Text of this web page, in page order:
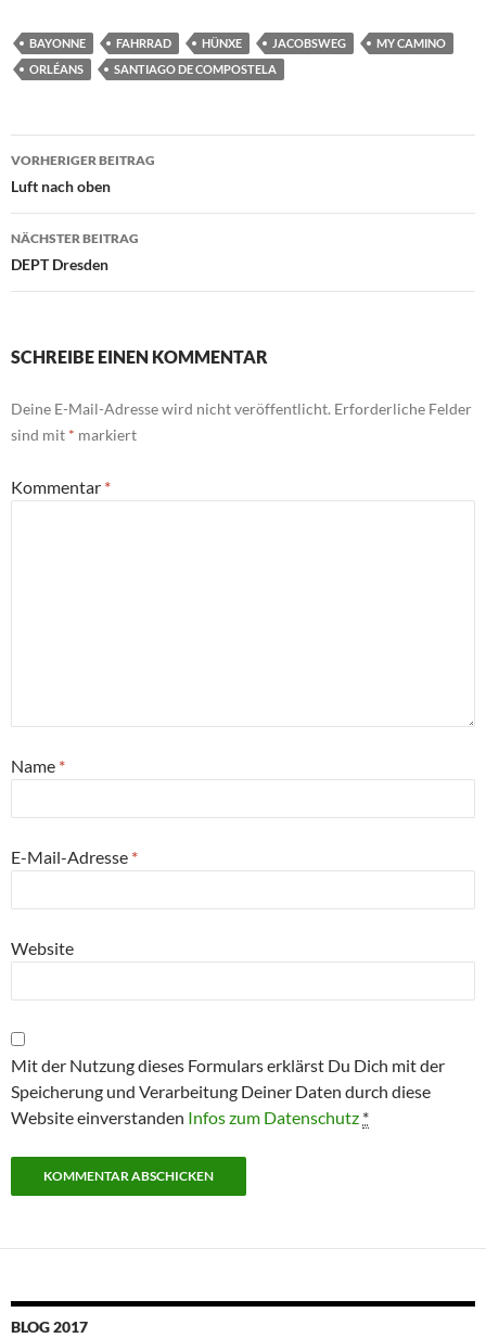
BAYONNE FAHRRAD HÜNXE JACOBSWEG
MY CAMINO
ORLÉANS
SANTIAGO DE COMPOSTELA
Beitragsnavigation
VORHERIGER BEITRAG
Luft nach oben
NÄCHSTER BEITRAG
DEPT Dresden
SCHREIBE EINEN KOMMENTAR
Deine E-Mail-Adresse wird nicht veröffentlicht. Erforderliche Felder
sind mit * markiert
Kommentar *
Name *
E-Mail-Adresse *
Website
Mit der Nutzung dieses Formulars erklärst Du Dich mit der
Speicherung und Verarbeitung Deiner Daten durch diese
Website einverstanden Infos zum Datenschutz *
BLOG 2017